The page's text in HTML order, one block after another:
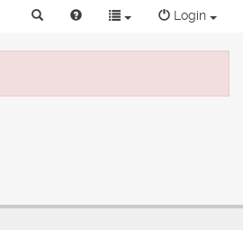
Login